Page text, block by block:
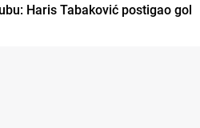
Haris Tabaković postigao gol